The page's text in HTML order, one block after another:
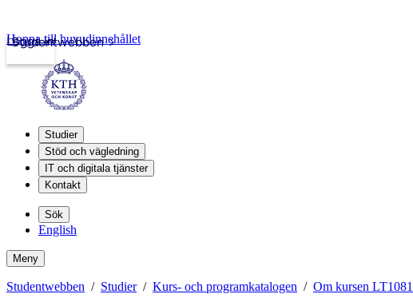
Studentwebben
Logga in
Hoppa till huvudinnehållet
Studier
Stöd och vägledning
IT och digitala tjänster
Kontakt
Sök
English
Meny
Studentwebben Studier Kurs- och programkatalogen Om kursen LT1081